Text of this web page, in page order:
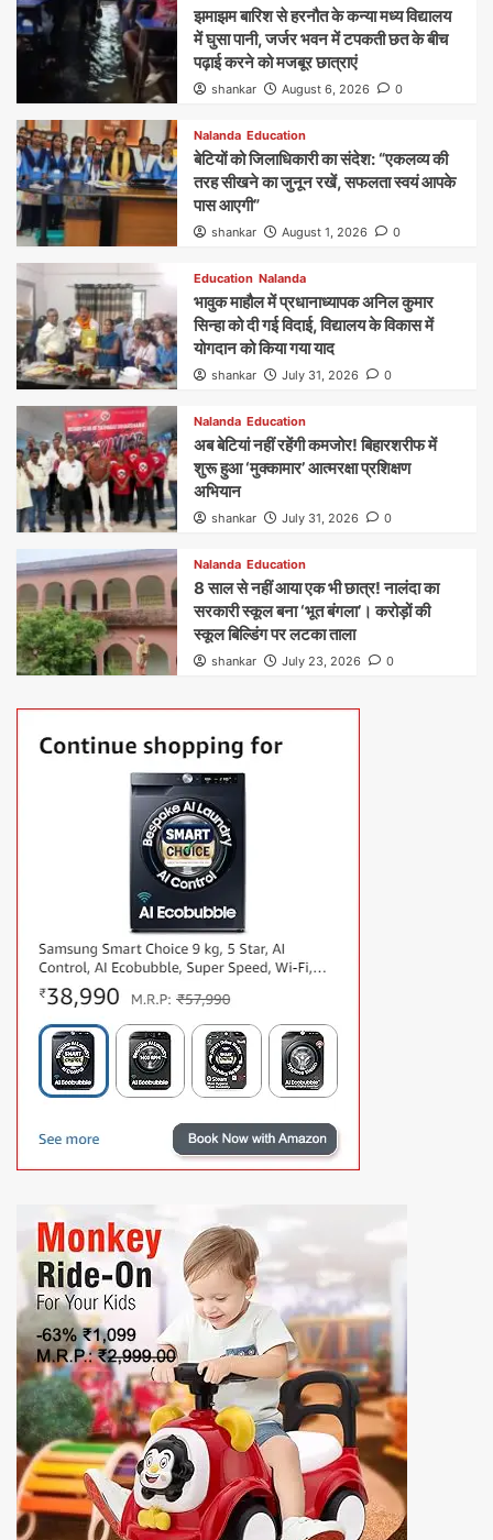
झमाझम बारिश से हरनौत के कन्या मध्य विद्यालय
में घुसा पानी, जर्जर भवन में टपकती छत के बीच
पढ़ाई करने को मजबूर छात्राएं
shankar August 6, 2026 0
Nalanda Education
बेटियों को जिलाधिकारी का संदेश: “एकलव्य की
तरह सीखने का जुनून रखें, सफलता स्वयं आपके
पास आएगी”
shankar August 1, 2026 0
Education Nalanda
भावुक माहौल में प्रधानाध्यापक अनिल कुमार
सिन्हा को दी गई विदाई, विद्यालय के विकास में
योगदान को किया गया याद
shankar July 31, 2026 0
Nalanda Education
अब बेटियां नहीं रहेंगी कमजोर! बिहारशरीफ में
शुरू हुआ ‘मुक्कामार’ आत्मरक्षा प्रशिक्षण
अभियान
shankar July 31, 2026 0
Nalanda Education
8 साल से नहीं आया एक भी छात्र! नालंदा का
सरकारी स्कूल बना ‘भूत बंगला’। करोड़ों की
स्कूल बिल्डिंग पर लटका ताला
shankar July 23, 2026 0